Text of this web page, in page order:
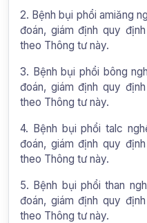
2. Bệnh bụi phổi amiăng
đoán, giám định quy
theo Thông tư này.
3. Bệnh bụi phổi bông
đoán, giám định quy
theo Thông tư này.
4. Bệnh bụi phổi talc
đoán, giám định quy
theo Thông tư này.
5. Bệnh bụi phổi than
đoán, giám định quy
theo Thông tư này.